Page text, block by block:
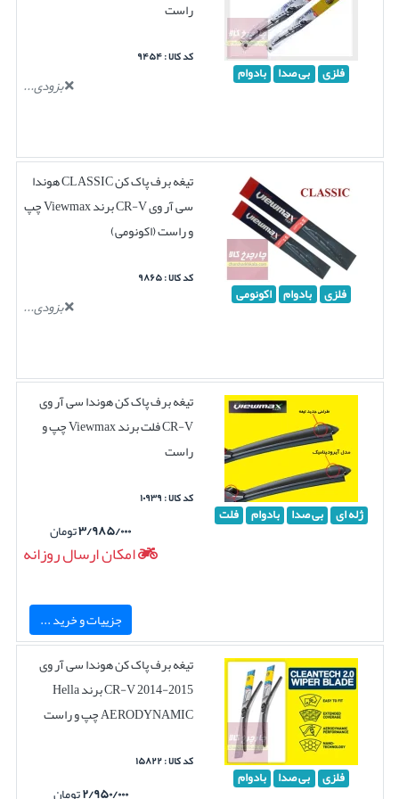
فلزی بی صدا بادوام
راست
کد کالا : ۹۴۵۴
بزودی...
فلزی بادوام اکونومی
تیغه برف پاک کن CLASSIC هوندا
سی آر وی CR-V برند Viewmax چپ
و راست (اکونومی)
کد کالا : ۹۸۶۵
بزودی...
ژله ای بی صدا بادوام فلت
تیغه برف پاک کن هوندا سی آر وی
CR-V فلت برند Viewmax چپ و
راست
کد کالا : ۱۰۹۳۹
۳/۹۸۵/۰۰۰تومان
امکان ارسال روزانه
جزییات و خرید ...
فلزی بی صدا بادوام
تیغه برف پاک کن هوندا سی آر وی
CR-V 2014-2015 برند Hella
AERODYNAMIC چپ و راست
کد کالا : ۱۵۸۲۲
۲/۹۵۰/۰۰۰تومان